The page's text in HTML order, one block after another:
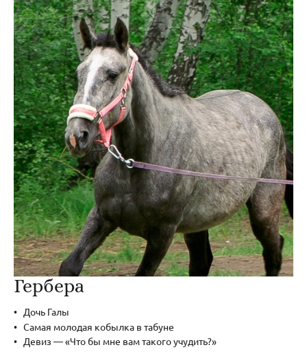
Гербера
Дочь Галы
Самая молодая кобылка в табуне
Девиз — «Что бы мне вам такого учудить?»